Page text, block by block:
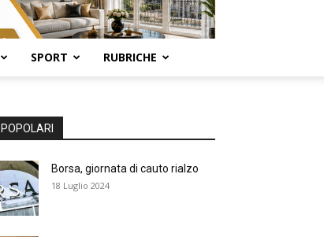
SPORT RUBRICHE
Borsa, giornata di cauto rialzo
18 Luglio 2024